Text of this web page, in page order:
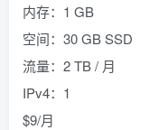
内存：1 GB
空间：30 GB SSD
流量：2 TB / 月
IPv4：1
$9/月